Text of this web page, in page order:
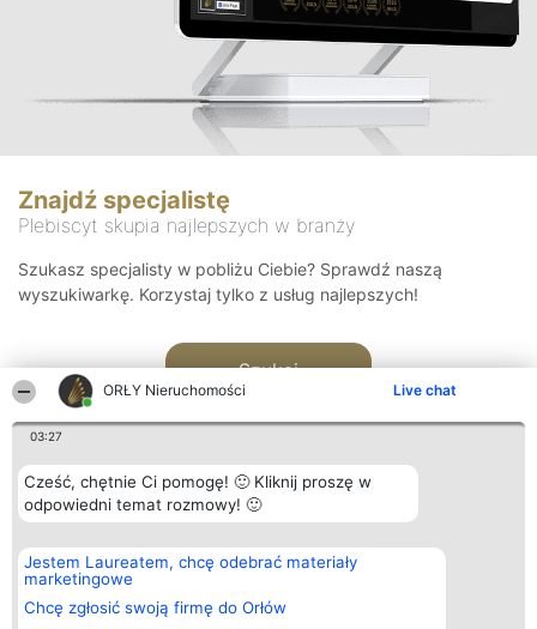
ORŁY Nieruchomości Live chat
03:27
Cześć, chętnie Ci pomogę! 🙂 Kliknij proszę w
odpowiedni temat rozmowy! 🙂
Jestem Laureatem, chcę odebrać materiały
marketingowe
Chcę zgłosić swoją firmę do Orłów
Znajdź specjalistę
Plebiscyt skupia najlepszych w branży
Szukasz specjalisty w pobliżu Ciebie? Sprawdź naszą
wyszukiwarkę. Korzystaj tylko z usług najlepszych!
Szukaj
Organizator plebiscytu
Bright Side Solutions sp. z o.
o. sp. k.
ul. Ruska 22
Wrocław 50-079
Plebiscyt
Laureaci
wszystkich
Laureatów
Kontakt
Kontakt